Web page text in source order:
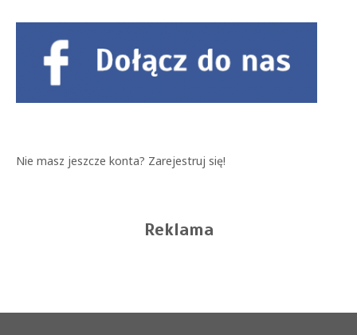
Nie masz jeszcze konta? Zarejestruj się!
Reklama